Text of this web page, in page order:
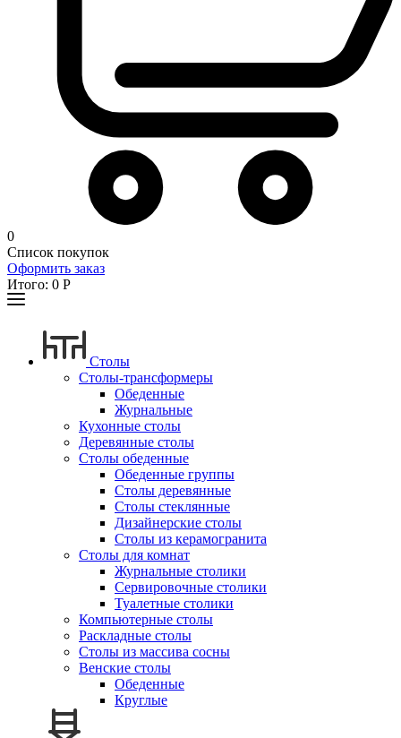
0
Список покупок
Оформить заказ
Итого: 0 Р
Столы
Столы-трансформеры
Обеденные
Журнальные
Кухонные столы
Деревянные столы
Столы обеденные
Обеденные группы
Столы деревянные
Столы стеклянные
Дизайнерские столы
Столы из керамогранита
Столы для комнат
Журнальные столики
Сервировочные столики
Туалетные столики
Компьютерные столы
Раскладные столы
Столы из массива сосны
Венские столы
Обеденные
Круглые